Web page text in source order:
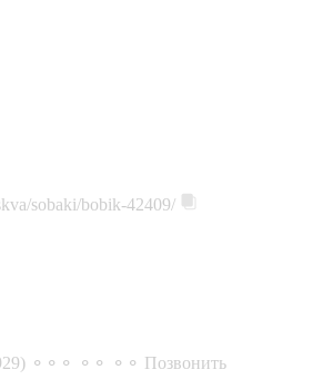
sobaki/bobik-42409/
⚬⚬⚬ ⚬⚬ ⚬⚬ Позвонить